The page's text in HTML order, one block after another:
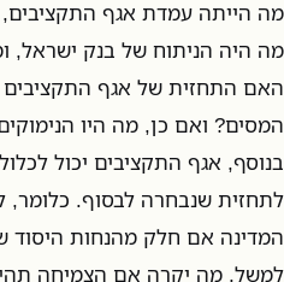
מה הייתה עמדת אגף
מה היה הניתוח של בנק ישראל,
האם התחזית של אגף
המסים? ואם כן, מה היו
בנוסף, אגף התקציבים יכול
לתחזית שנבחרה לבסוף. כלומר,
המדינה אם חלק מהנחות היסוד
למשל, מה יקרה אם הצמיחה